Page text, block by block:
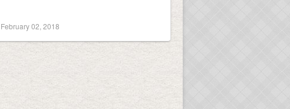
February 02, 2018